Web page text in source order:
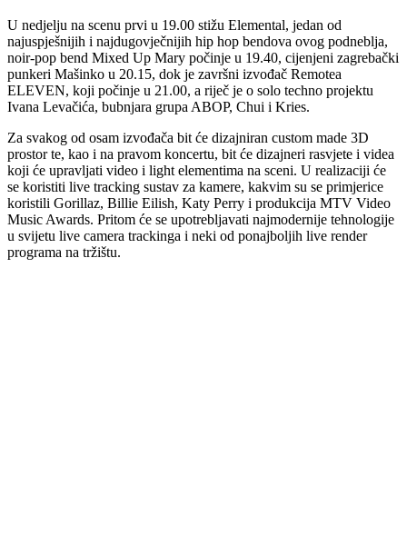
U nedjelju na scenu prvi u 19.00 stižu Elemental, jedan od
najuspješnijih i najdugovječnijih hip hop bendova ovog podneblja,
noir-pop bend Mixed Up Mary počinje u 19.40, cijenjeni zagrebački
punkeri Mašinko u 20.15, dok je završni izvođač Remotea
ELEVEN, koji počinje u 21.00, a riječ je o solo techno projektu
Ivana Levačića, bubnjara grupa ABOP, Chui i Kries.
Za svakog od osam izvođača bit će dizajniran custom made 3D
prostor te, kao i na pravom koncertu, bit će dizajneri rasvjete i videa
koji će upravljati video i light elementima na sceni. U realizaciji će
se koristiti live tracking sustav za kamere, kakvim su se primjerice
koristili Gorillaz, Billie Eilish, Katy Perry i produkcija MTV Video
Music Awards. Pritom će se upotrebljavati najmodernije tehnologije
u svijetu live camera trackinga i neki od ponajboljih live render
programa na tržištu.